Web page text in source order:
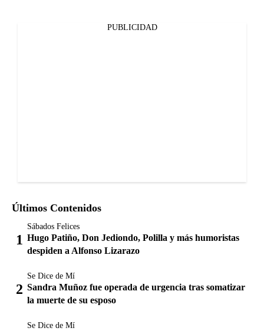
PUBLICIDAD
Últimos Contenidos
Sábados Felices
Hugo Patiño, Don Jediondo, Polilla y más humoristas
despiden a Alfonso Lizarazo
Se Dice de Mí
Sandra Muñoz fue operada de urgencia tras somatizar
la muerte de su esposo
Se Dice de Mí